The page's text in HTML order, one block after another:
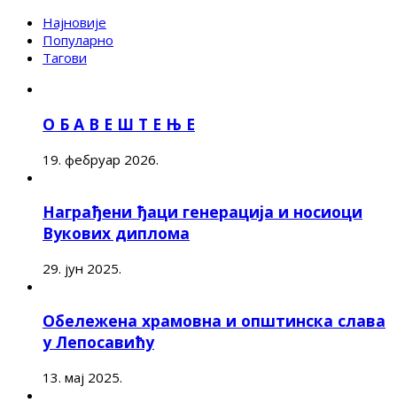
Најновије
Популарно
Тагови
О Б А В Е Ш Т Е Њ Е
19. фебруар 2026.
Награђени ђаци генерација и носиоци
Вукових диплома
29. јун 2025.
Обележена храмовна и општинска слава
у Лепосавићу
13. мај 2025.